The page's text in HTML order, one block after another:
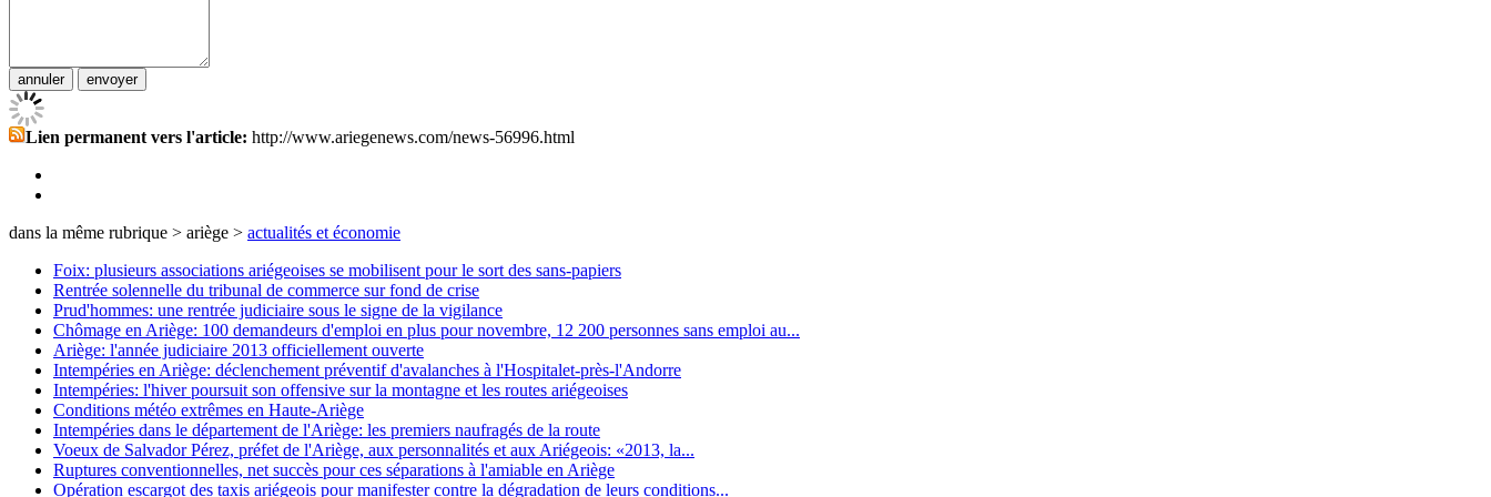
Lien permanent vers l'article: http://www.ariegenews.com/news-56996.html
dans la même rubrique > ariège > actualités et économie
Foix: plusieurs associations ariégeoises se mobilisent pour le sort des sans-papiers
Rentrée solennelle du tribunal de commerce sur fond de crise
Prud'hommes: une rentrée judiciaire sous le signe de la vigilance
Chômage en Ariège: 100 demandeurs d'emploi en plus pour novembre, 12 200 personnes sans emploi au...
Ariège: l'année judiciaire 2013 officiellement ouverte
Intempéries en Ariège: déclenchement préventif d'avalanches à l'Hospitalet-près-l'Andorre
Intempéries: l'hiver poursuit son offensive sur la montagne et les routes ariégeoises
Conditions météo extrêmes en Haute-Ariège
Intempéries dans le département de l'Ariège: les premiers naufragés de la route
Voeux de Salvador Pérez, préfet de l'Ariège, aux personnalités et aux Ariégeois: «2013, la...
Ruptures conventionnelles, net succès pour ces séparations à l'amiable en Ariège
Opération escargot des taxis ariégeois pour manifester contre la dégradation de leurs conditions...